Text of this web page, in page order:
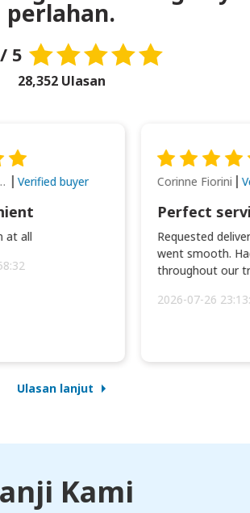
perlahan.
5
28,352 Ulasan
Verified buyer
at all
Corinne Fiorini
Perfect
Requested
went smooth.
throughout our
2026-07-26
Ulasan lanjut
Kami